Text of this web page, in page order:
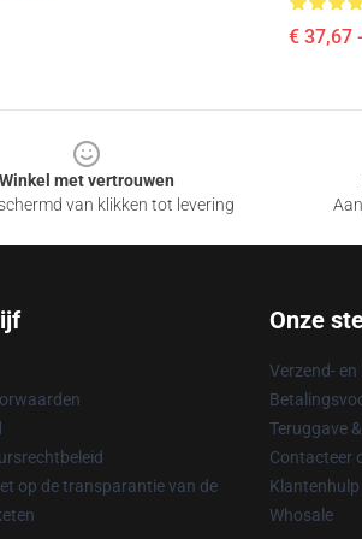
€ 37,67
Winkel met vertrouwen
van klikken tot levering
op de transparantie van de
Onze
Verzend- en
Teruggave
Contacteer
Klantenhulp
Whosale